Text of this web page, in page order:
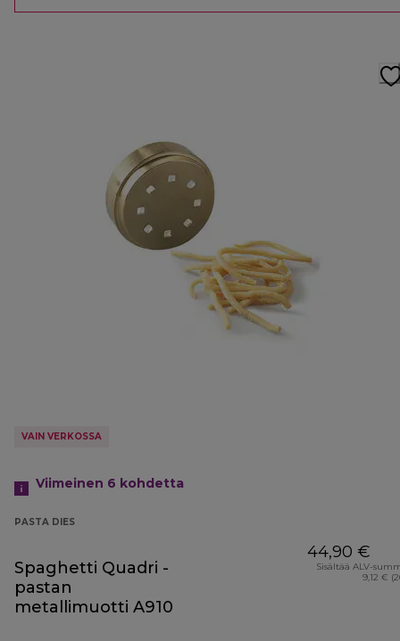
VAIN VERKOSSA
Viimeinen 6 kohdetta
PASTA DIES
Spaghetti Quadri -
pastan
metallimuotti A910
44,90 €
Sisältää ALV-
9,12 €